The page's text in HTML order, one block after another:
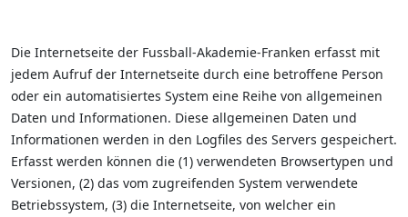
Die Internetseite der Fussball-Akademie-Franken erfasst mit
jedem Aufruf der Internetseite durch eine betroffene Person
oder ein automatisiertes System eine Reihe von allgemeinen
Daten und Informationen. Diese allgemeinen Daten und
Informationen werden in den Logfiles des Servers gespeichert.
Erfasst werden können die (1) verwendeten Browsertypen und
Versionen, (2) das vom zugreifenden System verwendete
Betriebssystem, (3) die Internetseite, von welcher ein